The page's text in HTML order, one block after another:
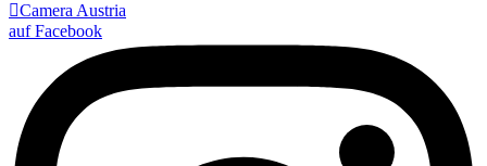
Camera Austria
auf Facebook